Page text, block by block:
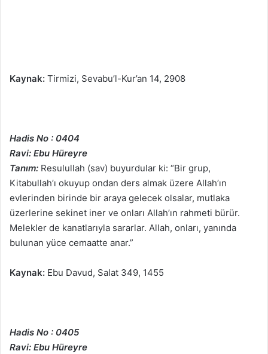
Kaynak: Tirmizi, Sevabu’l-Kur’an 14, 2908
Hadis No : 0404
Ravi: Ebu Hüreyre
Tanım: Resulullah (sav) buyurdular ki: “Bir grup,
Kitabullah’ı okuyup ondan ders almak üzere Allah’ın
evlerinden birinde bir araya gelecek olsalar, mutlaka
üzerlerine sekinet iner ve onları Allah’ın rahmeti bürür.
Melekler de kanatlarıyla sararlar. Allah, onları, yanında
bulunan yüce cemaatte anar.”
Kaynak: Ebu Davud, Salat 349, 1455
Hadis No : 0405
Ravi: Ebu Hüreyre